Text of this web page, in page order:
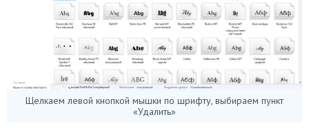
Щелкаем левой кнопкой мышки по шрифту, выбираем пункт
«Удалить»